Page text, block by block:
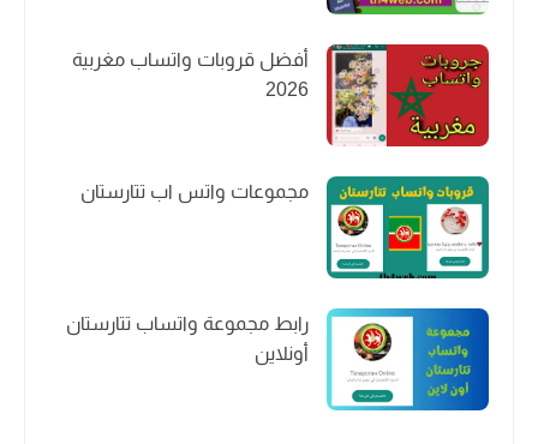
أفضل قروبات واتساب مغربية
2026
مجموعات واتس اب تتارستان
رابط مجموعة واتساب تتارستان
أونلاين